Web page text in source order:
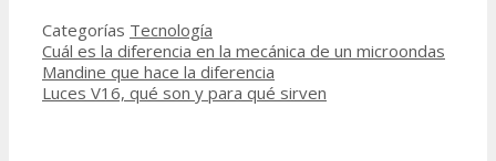
Categorías Tecnología
Cuál es la diferencia en la mecánica de un microondas
Mandine que hace la diferencia
Luces V16, qué son y para qué sirven